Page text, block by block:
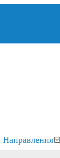
Направления